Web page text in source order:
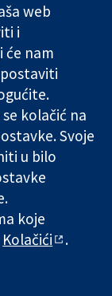
Novosti
medije
O nama
Poslovi
Cochrane
Library
and a
in
2127 49.
web
i
će nam
kolačić na
Svoje
u bilo
koje
Kolačići .